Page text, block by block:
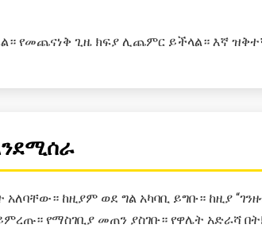
የመጨናነቅ ጊዜ ክፍያ ሊጨምር ይችላል። እኛ
ከዚያም ወደ ግል አካባቢ ይግቡ። ከዚያ
የማስገቢያ መጠን ያስገቡ። የዋሌት አድራሻ